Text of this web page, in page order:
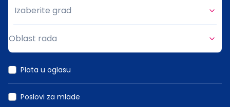
Grad
Izaberite grad
Oblast rada
Plata u oglasu
Poslovi za mlade